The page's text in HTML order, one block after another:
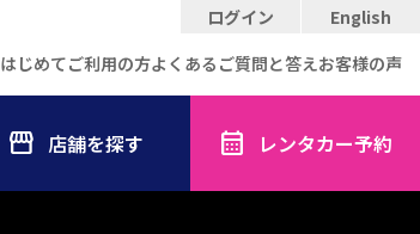
ログイン
English
はじめてご利用の方よくあるご質問と答えお客様の声
店舗を探す レンタカー予約